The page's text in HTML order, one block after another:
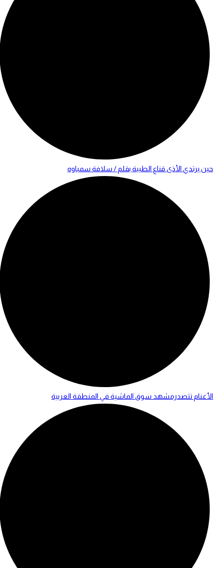
حين يرتدي الأذى قناع الطيبة بقلم / سلافة سمباوه
الأغنام تتصدرمشهد سوق الماشية في المنطقة العربية